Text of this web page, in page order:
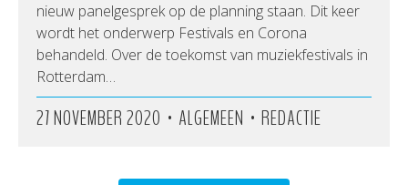
nieuw panelgesprek op de planning staan. Dit keer
wordt het onderwerp Festivals en Corona
behandeld. Over de toekomst van muziekfestivals in
Rotterdam…
27 NOVEMBER 2020 • ALGEMEEN • REDACTIE